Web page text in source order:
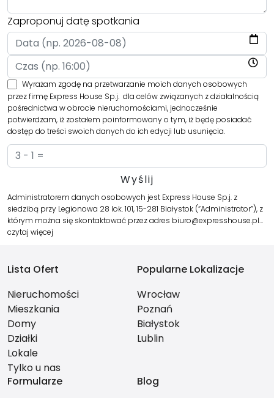
Zaproponuj datę spotkania
Wyrażam zgodę na przetwarzanie moich danych osobowych
przez firmę Express House Sp.j. dla celów związanych z działalnością
pośrednictwa w obrocie nieruchomościami, jednocześnie
potwierdzam, iż zostałem poinformowany o tym, iż będę posiadać
dostęp do treści swoich danych do ich edycji lub usunięcia.
Administratorem danych osobowych jest Express House Sp.j. z
siedzibą przy Legionowa 28 lok. 101, 15-281 Białystok (“Administrator”), z
którym można się skontaktować przez adres biuro@expresshouse.pl…
czytaj więcej
Lista Ofert
Nieruchomości
Mieszkania
Domy
Działki
Lokale
Tylko u nas
Popularne Lokalizacje
Wrocław
Poznań
Białystok
Lublin
Formularze
Blog